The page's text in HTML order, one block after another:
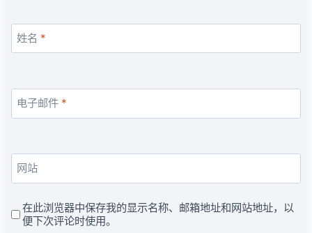
姓名 *
电子邮件 *
网站
在此浏览器中保存我的显示名称、邮箱地址和网站地址，以
便下次评论时使用。